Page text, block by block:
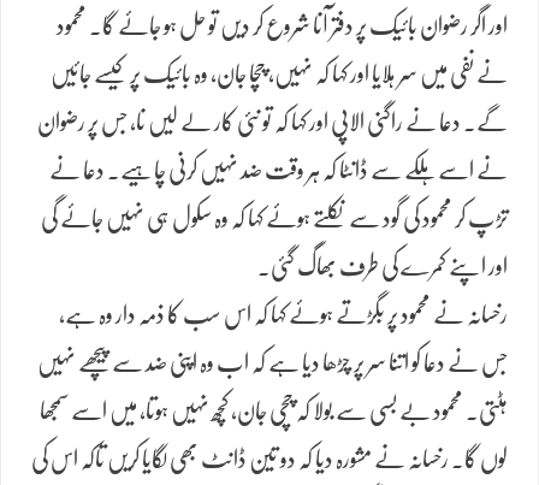
اور اگر رضوان بائیک پر دفتر آنا شروع کر دیں تو حل ہو جائے گا۔ محمود
نے نفی میں سر ہلایا اور کہا کہ نہیں، چچا جان، وہ بائیک پر کیسے جائیں
گے۔ دعا نے راگنی الاپی اور کہا کہ تو نئی کار لے لیں نا، جس پر رضوان
نے اسے ہلکے سے ڈانٹا کہ ہر وقت ضد نہیں کرنی چاہیے۔ دعا نے
تڑپ کر محمود کی گود سے نکلتے ہوئے کہا کہ وہ سکول ہی نہیں جائے گی
اور اپنے کمرے کی طرف بھاگ گئی۔
رخسانہ نے محمود پر بگڑتے ہوئے کہا کہ اس سب کا ذمہ دار وہ ہے،
جس نے دعا کو اتنا سر پر چڑھا دیا ہے کہ اب وہ اپنی ضد سے پیچھے نہیں
ہٹتی۔ محمود بے بسی سے بولا کہ چچی جان، کچھ نہیں ہوتا، میں اسے سمجھا
لوں گا۔ رخسانہ نے مشورہ دیا کہ دو تین ڈانٹ بھی لگایا کریں تاکہ اس کی